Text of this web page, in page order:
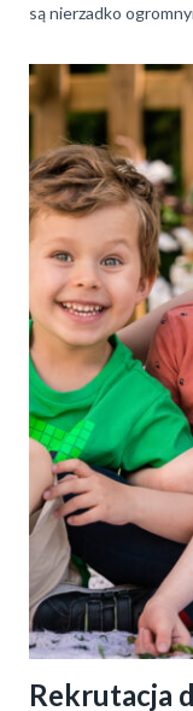
są nierzadko
Rekrutacja